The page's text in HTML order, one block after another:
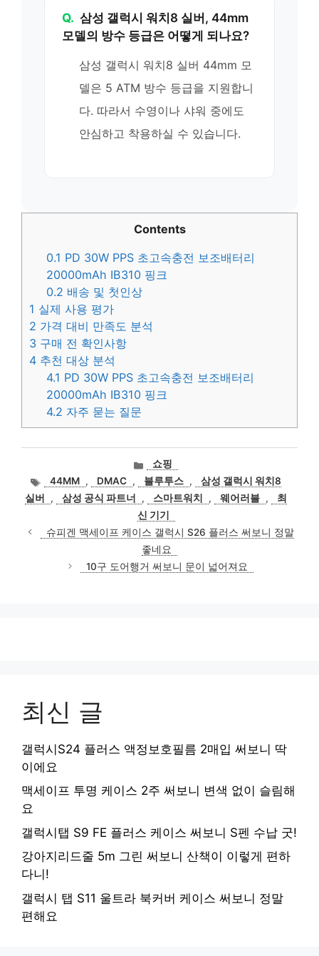
Q. 삼성 갤럭시 워치8 실버, 44mm
모델의 방수 등급은 어떻게 되나요?
삼성 갤럭시 워치8 실버 44mm 모
델은 5 ATM 방수 등급을 지원합니
다. 따라서 수영이나 샤워 중에도
안심하고 착용하실 수 있습니다.
Contents
0.1 PD 30W PPS 초고속충전 보조배터리
20000mAh IB310 핑크
0.2 배송 및 첫인상
1 실제 사용 평가
2 가격 대비 만족도 분석
3 구매 전 확인사항
4 추천 대상 분석
4.1 PD 30W PPS 초고속충전 보조배터리
20000mAh IB310 핑크
4.2 자주 묻는 질문
카
테
고
리
쇼핑
태
그
44MM , DMAC , 블루투스 ,
삼성 갤럭시 워치8
실버
, 삼성 공식 파트너 , 스마트워치 , 웨어러블 ,
최
신 기기
슈피겐 맥세이프 케이스 갤럭시 S26 플러스 써보니 정말
좋네요
10구 도어행거 써보니 문이 넓어져요
최신 글
갤럭시S24 플러스 액정보호필름 2매입 써보니 딱
이에요
맥세이프 투명 케이스 2주 써보니 변색 없이 슬림해
요
갤럭시탭 S9 FE 플러스 케이스 써보니 S펜 수납 굿!
강아지리드줄 5m 그린 써보니 산책이 이렇게 편하
다니!
갤럭시 탭 S11 울트라 북커버 케이스 써보니 정말
편해요